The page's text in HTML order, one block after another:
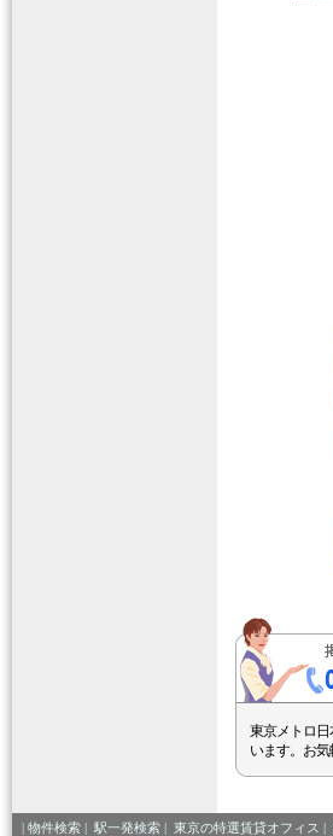
東京メトロ日
います。お気
| 物件検索 | 駅一発検索 | 東京の特選賃貸オフィス |